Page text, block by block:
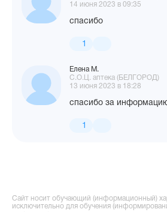
14 июня 2023 в 09:35
спасибо
1
Елена М.
С.О.Ц. аптека (БЕЛГОРОД)
13 июня 2023 в 18:28
спасибо за
1
Сайт носит обучающий (информационный)
исключительно для обучения